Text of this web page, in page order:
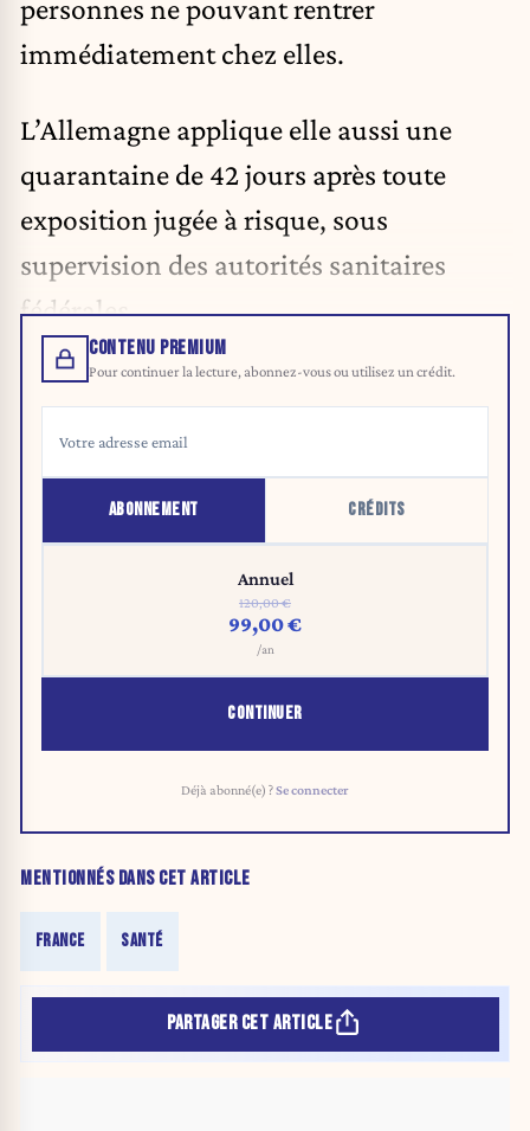
personnes ne pouvant rentrer
immédiatement chez elles.
L’Allemagne applique elle aussi une
quarantaine de 42 jours après toute
exposition jugée à risque, sous
supervision des autorités sanitaires
fédérales.
CONTENU PREMIUM
Pour continuer la lecture, abonnez-vous ou utilisez un crédit.
ABONNEMENT CRÉDITS
Annuel
120,00 €
99,00 €
/an
CONTINUER
Déjà abonné(e) ?Se connecter
MENTIONNÉS DANS CET ARTICLE
FRANCE SANTÉ
PARTAGER CET ARTICLE